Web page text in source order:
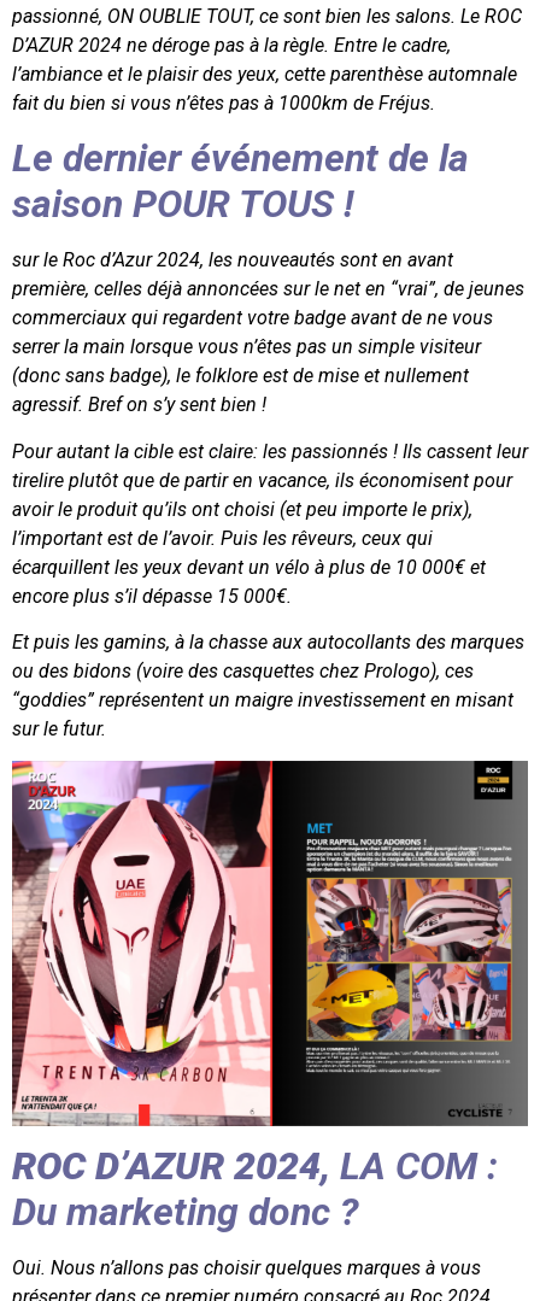
passionné, ON OUBLIE TOUT, ce sont bien les salons. Le ROC
D’AZUR 2024 ne déroge pas à la règle. Entre le cadre,
l’ambiance et le plaisir des yeux, cette parenthèse automnale
fait du bien si vous n’êtes pas à 1000km de Fréjus.
Le dernier événement de la
saison POUR TOUS !
sur le Roc d’Azur 2024, les nouveautés sont en avant
première, celles déjà annoncées sur le net en “vrai”, de jeunes
commerciaux qui regardent votre badge avant de ne vous
serrer la main lorsque vous n’êtes pas un simple visiteur
(donc sans badge), le folklore est de mise et nullement
agressif. Bref on s’y sent bien !
Pour autant la cible est claire: les passionnés ! Ils cassent leur
tirelire plutôt que de partir en vacance, ils économisent pour
avoir le produit qu’ils ont choisi (et peu importe le prix),
l’important est de l’avoir. Puis les rêveurs, ceux qui
écarquillent les yeux devant un vélo à plus de 10 000€ et
encore plus s’il dépasse 15 000€.
Et puis les gamins, à la chasse aux autocollants des marques
ou des bidons (voire des casquettes chez Prologo), ces
“goddies” représentent un maigre investissement en misant
sur le futur.
ROC D’AZUR 2024, LA COM :
Du marketing donc ?
Oui. Nous n’allons pas choisir quelques marques à vous